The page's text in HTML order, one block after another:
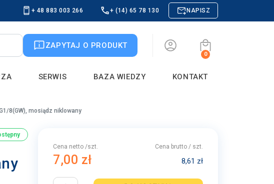
+ 48 883 003 266 + (14) 65 78 130 NAPISZ
ZAPYTAJ O PRODUKT
0
SERWIS BAZA WIEDZY KONTAKT
8(GW), mosiądz niklowany
Cena netto /szt.
7,00 zł
Cena brutto / szt.
8,61 zł